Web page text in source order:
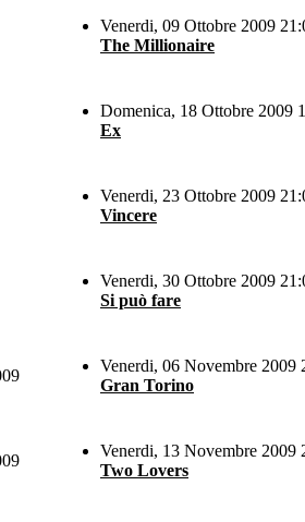
Venerdi, 09 Ottobre 2009
The Millionaire
Domenica, 18 Ottobre 2009
Ex
Venerdi, 23 Ottobre 2009
Vincere
Venerdi, 30 Ottobre 2009
Si può fare
Venerdi, 06 Novembre 2009
Gran Torino
Venerdi, 13 Novembre 2009
Two Lovers